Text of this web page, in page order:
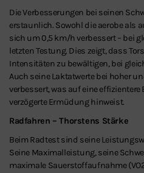
Die Verbesserungen bei seinen
erstaunlich. Sowohl die aerobe als
sich um 0,5 km/h verbessert – bei
letzten Testung. Dies zeigt, dass
Intensitäten zu bewältigen, bei
Auch seine Laktatwerte bei hoher
verbessert, was auf eine
verzögerte Ermüdung hinweist.
Radfahren – Thorstens Stärke
Beim Radtest sind seine
Seine Maximalleistung, seine
maximale Sauerstoffaufnahme